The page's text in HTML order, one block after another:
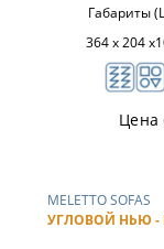
Габариты
364 х 204
Цена
MELETTO SOFAS
УГЛОВОЙ НЬЮ -